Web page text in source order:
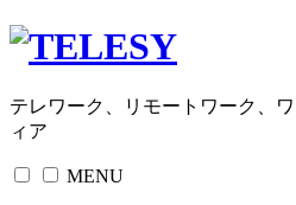
テレワーク、リモートワーク、
ィア
MENU